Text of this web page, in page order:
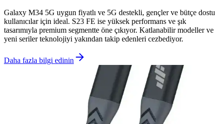
Galaxy M34 5G uygun fiyatlı ve 5G destekli, gençler ve bütçe dostu
kullanıcılar için ideal. S23 FE ise yüksek performans ve şık
tasarımıyla premium segmentte öne çıkıyor. Katlanabilir modeller ve
yeni seriler teknolojiyi yakından takip edenleri cezbediyor.
Daha fazla bilgi edinin